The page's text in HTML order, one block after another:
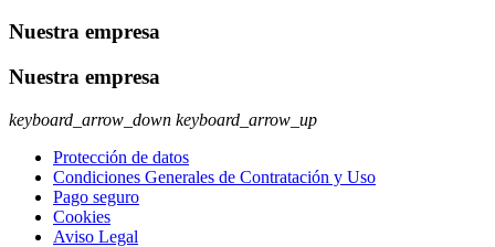
Nuestra empresa
Nuestra empresa
keyboard_arrow_down keyboard_arrow_up
Protección de datos
Condiciones Generales de Contratación y Uso
Pago seguro
Cookies
Aviso Legal